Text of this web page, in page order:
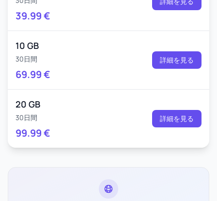
39.99€
10 GB
30日間
69.99€
詳細を見る
20 GB
30日間
99.99€
詳細を見る